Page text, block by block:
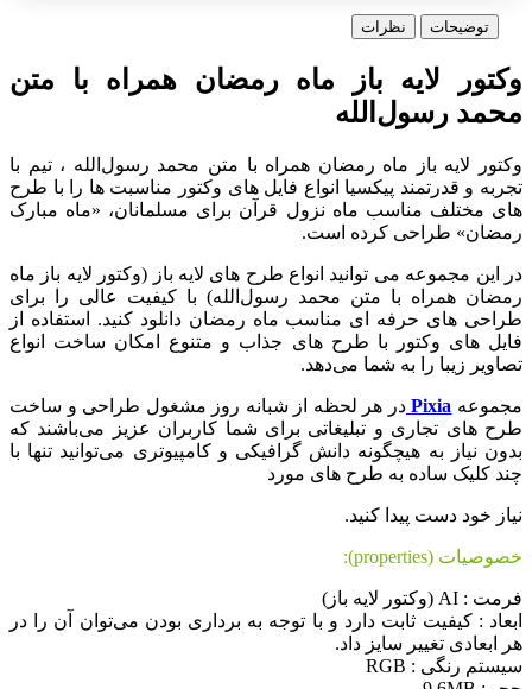
توضیحات نظرات
وکتور لایه باز ماه رمضان همراه با متن
محمد‌ رسول‌الله
وکتور لایه باز ماه رمضان همراه با متن محمد‌ رسول‌الله ، تیم با
تجربه و قدرتمند پیکسیا انواع فایل های وکتور مناسبت ها را با طرح
های مختلف مناسب ماه نزول قرآن برای مسلمانان، «ماه مبارک
رمضان» طراحی کرده است.
در این مجموعه می توانید انواع طرح های لایه باز (وکتور لایه باز ماه
رمضان همراه با متن محمد‌ رسول‌الله) با کیفیت عالی را برای
طراحی های حرفه ای مناسب ماه رمضان دانلود کنید. استفاده از
فایل های وکتور با طرح های جذاب و متنوع امکان ساخت انواع
تصاویر زیبا را به شما می‌دهد.
مجموعه Pixia در هر لحظه از شبانه روز مشغول طراحی و ساخت
طرح های تجاری و تبلیغاتی برای شما کاربران عزیز می‌باشند که
بدون نیاز به هیچگونه دانش گرافیکی و کامپیوتری می‌توانید تنها با
چند کلیک ساده به طرح های مورد
نیاز خود دست پیدا کنید.
خصوصیات (properties):
فرمت : AI (وکتور لایه باز)
ابعاد : کیفیت ثابت دارد و با توجه به برداری بودن می‌توان آن را در
هر ابعادی تغییر سایز داد.
سیستم رنگی : RGB